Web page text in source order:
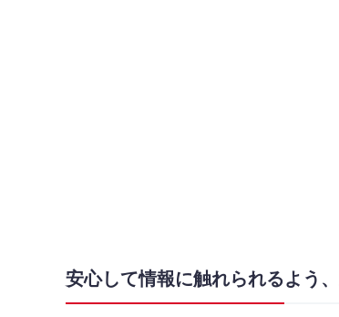
安心して情報に触れられるよう、